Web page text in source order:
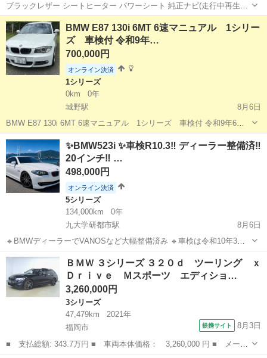
ブラックレザー シートヒーター パワーシート 純正ナビ(走行中再生可)
ETC クルーズコントロール バックカメラ エンジンオイル5000km交換
(WAKO'S EuroTouring) タイヤ4本交換済 走行距離8...
福岡 小郡市
BMW E87 130i 6MT 6速マニュアル 1シリー
ズ 車検付 令和9年…
700,000円
オンライン決済
1シリーズ
0km
0年
城野駅
8月6日
BMW E87 130i 6MT 6速マニュアル 1シリーズ 車検付 令和9年6月
走行約19万ｋｍ（使用中の為距離は増えます） H20年式 車検令和9年
6月8日まで 現存台数も減っていきた、直6気筒 NA FR ...
福岡 北九州市 1シリーズ
✨BMW523i ✨車検R10.3‼️ ディーラー整備済‼️
20インチ‼️ …
498,000円
オンライン決済
5シリーズ
134,000km
0年
九大学研都市駅
8月6日
🔹BMWディーラーでVANOSなど大幅整備済み 🔹車検は令和10年3月
まで。そのまま乗って帰れます。 🔹20インチアルミ装着・純正アルミ
もお付けします。 画像はフロント リア 共に加工でナンバープレート
消してます。 ...
福岡 福岡市 九大学研都市駅 5シリーズ 車両
ＢＭＷ ３シリーズ ３２０ｄ ツーリング ｘ
Ｄｒｉｖｅ Ｍスポーツ エディショ…
3,260,000円
3シリーズ
47,479km
2021年
福岡市
提携サイト 8月3日
■ 支払総額: 343.7万円 ■ 車両本体価格： 3,260,000 円 ■ メーカ
ー名： ＢＭＷ ■ 車種名： ３シリーズ ■ グレード名： ３２０